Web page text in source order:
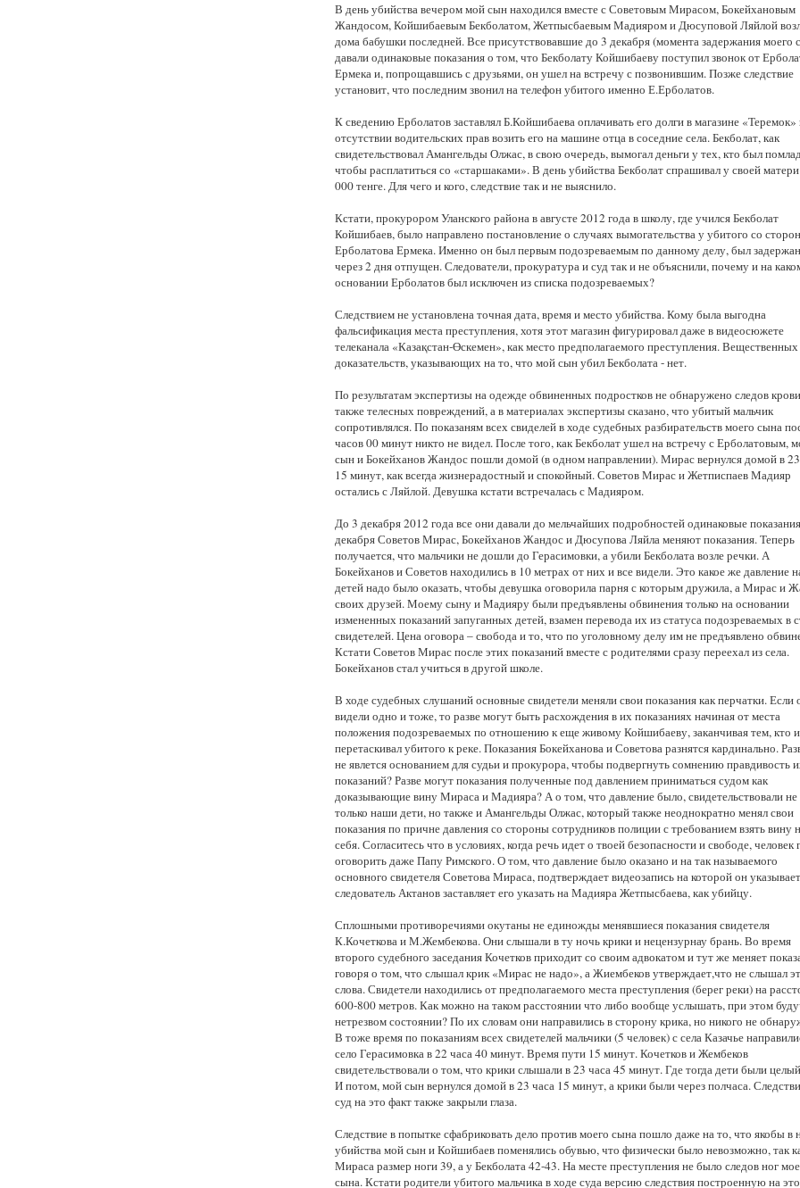
В день убийства вечером мой сын находился вместе с Советовым Мирасом, Бокейхановым
Жандосом, Койшибаевым Бекболатом, Жетпысбаевым Мадияром и Дюсуповой Ляйлой
дома бабушки последней. Все присутствовавшие до 3 декабря (момента задержания моего
давали одинаковые показания о том, что Бекболату Койшибаеву поступил звонок от
Ермека и, попрощавшись с друзьями, он ушел на встречу с позвонившим. Позже следствие
установит, что последним звонил на телефон убитого именно Е.Ерболатов.
К сведению Ерболатов заставлял Б.Койшибаева оплачивать его долги в магазине
отсутствии водительских прав возить его на машине отца в соседние села. Бекболат, как
свидетельствовал Амангельды Олжас, в свою очередь, вымогал деньги у тех, кто был
чтобы расплатиться со «старшаками». В день убийства Бекболат спрашивал у своей
000 тенге. Для чего и кого, следствие так и не выяснило.
Кстати, прокурором Уланского района в августе 2012 года в школу, где учился Бекболат
Койшибаев, было направлено постановление о случаях вымогательства у убитого со
Ерболатова Ермека. Именно он был первым подозреваемым по данному делу, был
через 2 дня отпущен. Следователи, прокуратура и суд так и не объяснили, почему и на
основании Ерболатов был исключен из списка подозреваемых?
Следствием не установлена точная дата, время и место убийства. Кому была выгодна
фальсификация места преступления, хотя этот магазин фигурировал даже в видеосюжете
телеканала «Казақстан-Өскемен», как место предполагаемого преступления. Вещественных
доказательств, указывающих на то, что мой сын убил Бекболата - нет.
По результатам экспертизы на одежде обвиненных подростков не обнаружено следов
также телесных повреждений, а в материалах экспертизы сказано, что убитый мальчик
сопротивлялся. По показаням всех свиделей в ходе судебных разбирательств моего сына
часов 00 минут никто не видел. После того, как Бекболат ушел на встречу с Ерболатовым,
сын и Бокейханов Жандос пошли домой (в одном направлении). Мирас вернулся домой в
15 минут, как всегда жизнерадостный и спокойный. Советов Мирас и Жетписпаев Мадияр
остались с Ляйлой. Девушка кстати встречалась с Мадияром.
До 3 декабря 2012 года все они давали до мельчайших подробностей одинаковые
декабря Советов Мирас, Бокейханов Жандос и Дюсупова Ляйла меняют показания. Теперь
получается, что мальчики не дошли до Герасимовки, а убили Бекболата возле речки. А
Бокейханов и Советов находились в 10 метрах от них и все видели. Это какое же давление
детей надо было оказать, чтобы девушка оговорила парня с которым дружила, а Мирас и
своих друзей. Моему сыну и Мадияру были предъявлены обвинения только на основании
измененных показаний запуганных детей, взамен перевода их из статуса подозреваемых в
свидетелей. Цена оговора – свобода и то, что по уголовному делу им не предъявлено
Кстати Советов Мирас после этих показаний вместе с родителями сразу переехал из села.
Бокейханов стал учиться в другой школе.
В ходе судебных слушаний основные свидетели меняли свои показания как перчатки. Если
видели одно и тоже, то разве могут быть расхождения в их показаниях начиная от места
положения подозреваемых по отношению к еще живому Койшибаеву, заканчивая тем, кто
перетаскивал убитого к реке. Показания Бокейханова и Советова разнятся кардинально.
не явлется основанием для судьи и прокурора, чтобы подвергнуть сомнению правдивость
показаний? Разве могут показания полученные под давлением приниматься судом как
доказывающие вину Мираса и Мадияра? А о том, что давление было, свидетельствовали не
только наши дети, но также и Амангельды Олжас, который также неоднократно менял свои
показания по причне давления со стороны сотрудников полиции с требованием взять вину
себя. Согласитесь что в условиях, когда речь идет о твоей безопасности и свободе, человек
оговорить даже Папу Римского. О том, что давление было оказано и на так называемого
основного свидетеля Советова Мираса, подтверждает видеозапись на которой он
следователь Актанов заставляет его указать на Мадияра Жетпысбаева, как убийцу.
Сплошными противоречиями окутаны не единожды менявшиеся показания свидетеля
К.Кочеткова и М.Жембекова. Они слышали в ту ночь крики и нецензурнау брань. Во время
второго судебного заседания Кочетков приходит со своим адвокатом и тут же меняет
говоря о том, что слышал крик «Мирас не надо», а Жиембеков утверждает,что не слышал
слова. Свидетели находились от предполагаемого места преступления (берег реки) на
600-800 метров. Как можно на таком расстоянии что либо вообще услышать, при этом
нетрезвом состоянии? По их словам они направились в сторону крика, но никого не
В тоже время по показаниям всех свидетелей мальчики (5 человек) с села Казачье
село Герасимовка в 22 часа 40 минут. Время пути 15 минут. Кочетков и Жембеков
свидетельствовали о том, что крики слышали в 23 часа 45 минут. Где тогда дети были
И потом, мой сын вернулся домой в 23 часа 15 минут, а крики были через полчаса.
суд на это факт также закрыли глаза.
Следствие в попытке сфабриковать дело против моего сына пошло даже на то, что якобы в
убийства мой сын и Койшибаев поменялись обувью, что физически было невозможно, так
Мираса размер ноги 39, а у Бекболата 42-43. На месте преступления не было следов ног
сына. Кстати родители убитого мальчика в ходе суда версию следствия построенную на